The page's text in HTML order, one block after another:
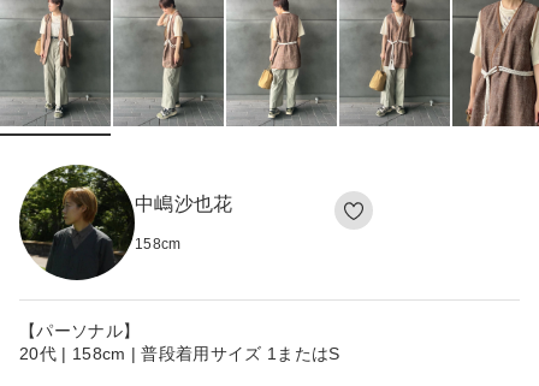
中嶋沙也花
158cm
【パーソナル】
20代 | 158cm | 普段着用サイズ 1またはS